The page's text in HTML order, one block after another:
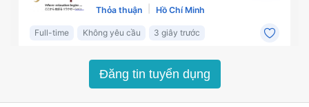
Đăng tin tuyển dụng